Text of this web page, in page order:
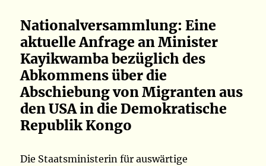
Nationalversammlung: Eine
aktuelle Anfrage an Minister
Kayikwamba bezüglich des
Abkommens über die
Abschiebung von Migranten aus
den USA in die Demokratische
Republik Kongo
Die Staatsministerin für auswärtige